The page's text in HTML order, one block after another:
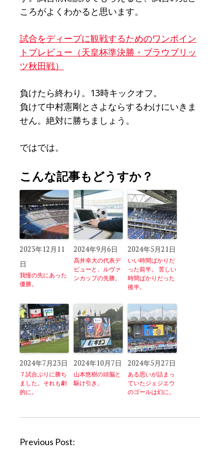
ころがよくわかると思います。
試合をディープに観戦するためのワンポイン
トプレビュー（天皇杯準決勝・ブラウブリッ
ツ秋田戦）
負けたら終わり。13時キックオフ。
負けて中村憲剛とさよならするわけにいきま
せん。絶対に勝ちましょう。
ではでは。
こんな記事もどうすか？
2023年12月11
日
我慢の先にあった
優勝。
2024年9月6日
高井幸大の代表デ
ビューと、ルヴァ
ンカップの先勝。
2024年5月21日
いい時間ばかりだ
った前半。 苦しい
時間ばかりだった
後半。
2024年7月23日
７試合ぶりに勝ち
ました。それも劇
的に。
2024年10月7日
山本悠樹の頭脳と
駆け引き。
2024年5月27日
ある思いが詰まっ
ていたジェジエウ
のゴールは幻に。
P
Previous Post: